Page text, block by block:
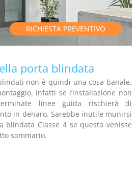
RICHIESTA PREVENTIVO
porta blindata
non è quindi una cosa banale,
Infatti se l’installazione non
linee guida rischierà di
in denaro. Sarebbe inutile munirsi
blindata Classe 4 se questa venisse
sommario.